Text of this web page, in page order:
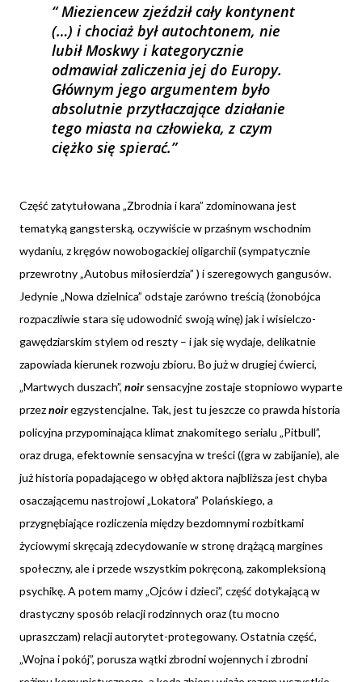
Mieziencew zjeździł cały kontynent
(…) i chociaż był autochtonem, nie
lubił Moskwy i kategorycznie
odmawiał zaliczenia jej do Europy.
Głównym jego argumentem było
absolutnie przytłaczające działanie
tego miasta na człowieka, z czym
ciężko się spierać.
Część zatytułowana „Zbrodnia i kara” zdominowana jest
tematyką gangsterską, oczywiście w przaśnym wschodnim
wydaniu, z kręgów nowobogackiej oligarchii (sympatycznie
przewrotny „Autobus miłosierdzia” ) i szeregowych gangusów.
Jedynie „Nowa dzielnica” odstaje zarówno treścią (żonobójca
rozpaczliwie stara się udowodnić swoją winę) jak i wisielczo-
gawędziarskim stylem od reszty – i jak się wydaje, delikatnie
zapowiada kierunek rozwoju zbioru. Bo już w drugiej ćwierci,
„Martwych duszach”, noirsensacyjne zostaje stopniowo wyparte
przeznoiregzystencjalne. Tak, jest tu jeszcze co prawda historia
policyjna przypominająca klimat znakomitego serialu „Pitbull”,
oraz druga, efektownie sensacyjna w treści ((gra w zabijanie), ale
już historia popadającego w obłęd aktora najbliższa jest chyba
osaczającemu nastrojowi „Lokatora” Polańskiego, a
przygnębiające rozliczenia między bezdomnymi rozbitkami
życiowymi skręcają zdecydowanie w stronę drążącą margines
społeczny, ale i przede wszystkim pokręconą, zakompleksioną
psychikę. A potem mamy „Ojców i dzieci”, część dotykającą w
drastyczny sposób relacji rodzinnych oraz (tu mocno
upraszczam) relacji autorytet-protegowany. Ostatnia część,
„Wojna i pokój”, porusza wątki zbrodni wojennych i zbrodni